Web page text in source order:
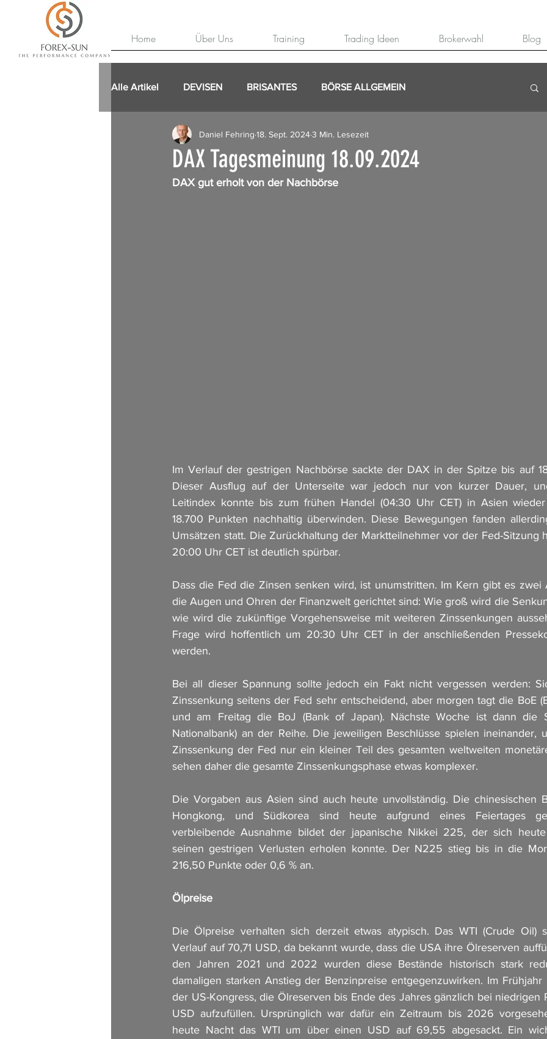
Home Über Uns Training Trading Ideen Brokerwahl Blog
Alle Artikel DEVISEN BRISANTES BÖRSE ALLGEMEIN
DAX Tagesmeinung 18.09.2024
Daniel Fehring 18. Sept. 20243 Min. Lesezeit
DAX gut erholt von der Nachbörse
Im Verlauf der gestrigen Nachbörse sackte der DAX in der Spitze bis auf
Dieser Ausflug auf der Unterseite war jedoch nur von kurzer Dauer,
Leitindex konnte bis zum frühen Handel (04:30 Uhr CET) in Asien
18.700 Punkten nachhaltig überwinden. Diese Bewegungen fanden
Umsätzen statt. Die Zurückhaltung der Marktteilnehmer vor der Fed-Sitzung
20:00 Uhr CET ist deutlich spürbar.
Dass die Fed die Zinsen senken wird, ist unumstritten. Im Kern gibt es zwei
die Augen und Ohren der Finanzwelt gerichtet sind: Wie groß wird die
wie wird die zukünftige Vorgehensweise mit weiteren Zinssenkungen
Frage wird hoffentlich um 20:30 Uhr CET in der anschließenden
werden.
Bei all dieser Spannung sollte jedoch ein Fakt nicht vergessen werden:
Zinssenkung seitens der Fed sehr entscheidend, aber morgen tagt die BoE
und am Freitag die BoJ (Bank of Japan). Nächste Woche ist dann die
Nationalbank) an der Reihe. Die jeweiligen Beschlüsse spielen ineinander,
Zinssenkung der Fed nur ein kleiner Teil des gesamten weltweiten
sehen daher die gesamte Zinssenkungsphase etwas komplexer.
Die Vorgaben aus Asien sind auch heute unvollständig. Die chinesischen
Hongkong, und Südkorea sind heute aufgrund eines Feiertages
verbleibende Ausnahme bildet der japanische Nikkei 225, der sich
seinen gestrigen Verlusten erholen konnte. Der N225 stieg bis in die
216,50 Punkte oder 0,6 % an.
Ölpreise
Die Ölpreise verhalten sich derzeit etwas atypisch. Das WTI (Crude Oil)
Verlauf auf 70,71 USD, da bekannt wurde, dass die USA ihre Ölreserven
den Jahren 2021 und 2022 wurden diese Bestände historisch stark
damaligen starken Anstieg der Benzinpreise entgegenzuwirken. Im
der US-Kongress, die Ölreserven bis Ende des Jahres gänzlich bei niedrigen
USD aufzufüllen. Ursprünglich war dafür ein Zeitraum bis 2026
heute Nacht das WTI um über einen USD auf 69,55 abgesackt. Ein